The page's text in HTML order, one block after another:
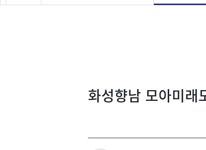
화성향남 모아미래